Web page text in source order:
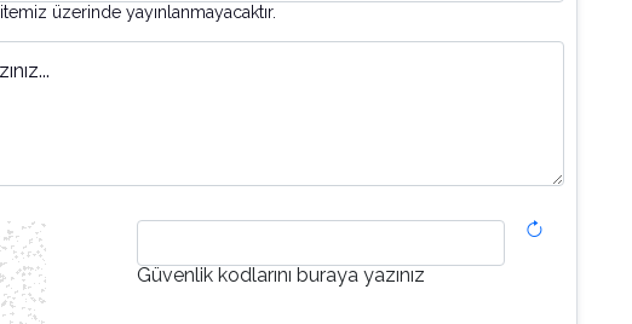
üzerinde yayınlanmayacaktır.
Güvenlik kodlarını buraya yazınız